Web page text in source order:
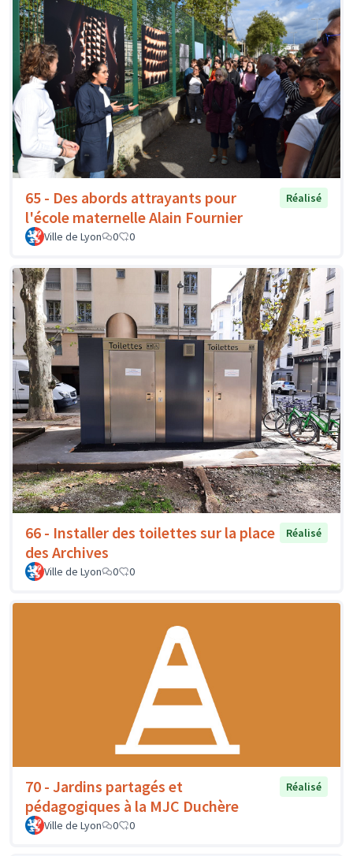
65 - Des abords attrayants pour
l'école maternelle Alain Fournier
Réalisé
Ville de Lyon 0 0
66 - Installer des toilettes sur la place
des Archives
Réalisé
Ville de Lyon 0 0
70 - Jardins partagés et
pédagogiques à la MJC Duchère
Réalisé
Ville de Lyon 0 0